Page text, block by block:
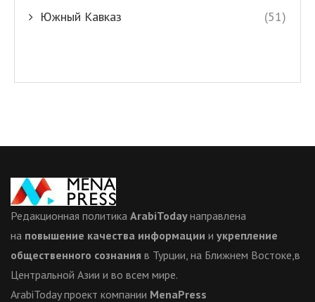
Южный Кавказ (51)
Редакционная политика ArabiTodayнаправлена
на повышение качества информации и укрепление
общественного сознания в Турции, на Ближнем Востоке,в
Центральной Азии и во всем мире.
ArabiToday проект компании MenaPress